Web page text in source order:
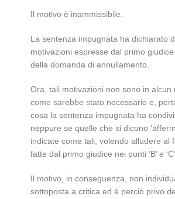
Il motivo è inammissibile.
La sentenza impugnata ha dichiarato
motivazioni espresse dal primo
della domanda di annullamento.
Ora, tali motivazioni non sono in alcun
come sarebbe stato necessario e,
cosa la sentenza impugnata ha
neppure se quelle che si dicono
indicate come tali, volendo alludere al
fatte dal primo giudice nei punti ‘B’ e ‘C’.
Il motivo, in conseguenza, non
sottoposta a critica ed è perciò privo